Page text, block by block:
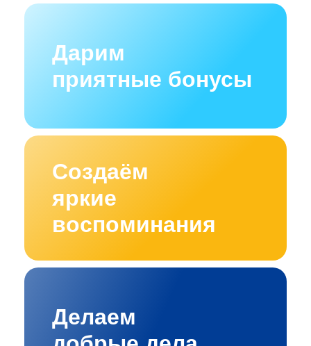
Дарим
приятные бонусы
Создаём
яркие
воспоминания
Делаем